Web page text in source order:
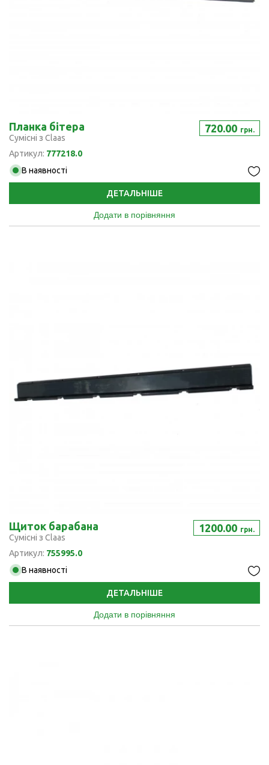
Планка бітера
Сумісні з Claas
Артикул: 777218.0
720.00 грн.
В наявності
ДЕТАЛЬНІШЕ
Додати в порівняння
Щиток барабана
Сумісні з Claas
Артикул: 755995.0
1200.00 грн.
В наявності
ДЕТАЛЬНІШЕ
Додати в порівняння